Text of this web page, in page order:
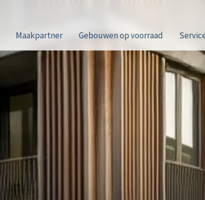
Maakpartner Gebouwen op voorraad